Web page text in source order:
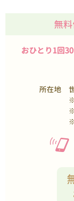
無
おひとり1回
所在地